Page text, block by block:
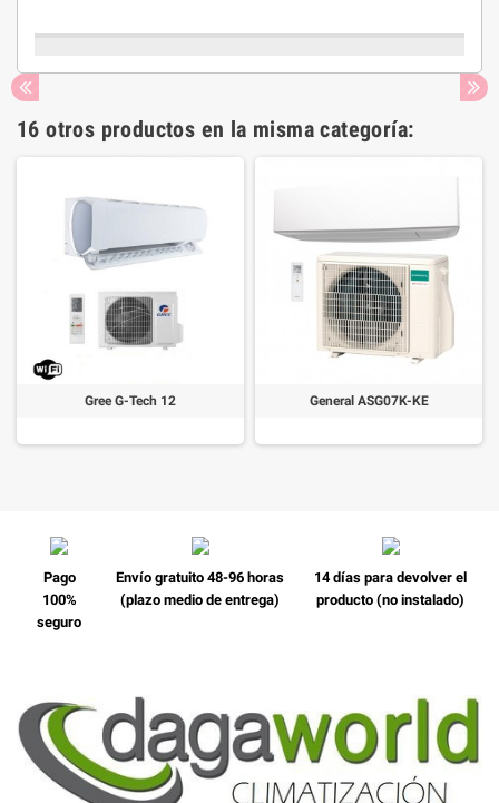
16 otros productos en la misma categoría:
Gree G-Tech 12 General ASG07K-KE
Pago
100%
seguro
Envío gratuito 48-96 horas
(plazo medio de entrega)
14 días para devolver el
producto (no instalado)